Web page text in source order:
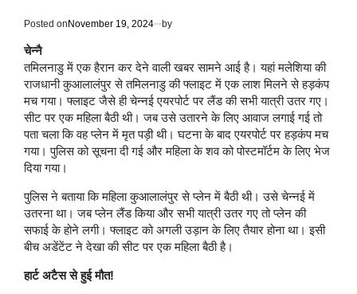
Posted onNovember 19, 2024 by
चेन्नै
तमिलनाडु में एक हैरान कर देने वाली खबर सामने आई है। यहां मलेशिया की
राजधानी कुआलालंपुर से तमिलनाडु की फ्लाइट में एक लाश मिलने से हड़कंप
मच गया। फ्लाइट जैसे ही चेन्नई एयरपोर्ट पर लैंड की सभी यात्री उतर गए।
सीट पर एक महिला बैठी थी। जब उसे उतारने के लिए आवाज लगाई गई तो
पता चला कि वह प्लेन में मृत पड़ी थी। घटना के बाद एयरपोर्ट पर हड़कंप मच
गया। पुलिस को सूचना दी गई और महिला के शव को पोस्टमॉर्टम के लिए भेज
दिया गया।
पुलिस ने बताया कि महिला कुआलालंपुर से प्लेन में बैठी थी। उसे चेन्नई में
उतरना था। जब प्लेन लैंड किया और सभी यात्री उतर गए तो प्लेन की
सफाई के होने लगी। फ्लाइट को अगली उड़ान के लिए तैयार होना था। इसी
बीच अडेंटेंट ने देखा की सीट पर एक महिला बैठी है।
हार्ट अटैस से हुई मौत!